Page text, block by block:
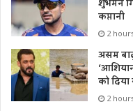
शुभमन
कप्तानी
2
असम
को
2